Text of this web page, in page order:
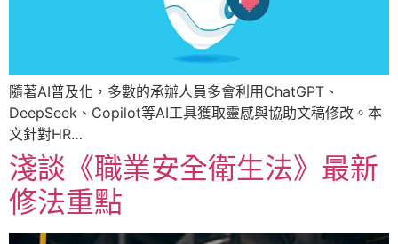
隨著AI普及化，多數的承辦人員多會利用ChatGPT、
DeepSeek、Copilot等AI工具獲取靈感與協助文稿修改。本
文針對HR…
淺談《職業安全衛生法》最新
修法重點